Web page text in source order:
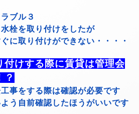
ブル３
栓を取り付けをしたが
に取り付けができない・・・・
付けする際に賃貸は管理会
？
事をする際は確認が必要です
う自前確認したほうがいいです